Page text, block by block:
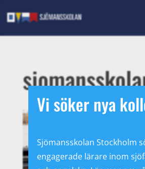
Vi söker nya
Sjömansskolan Stockholm
engagerade lärare inom